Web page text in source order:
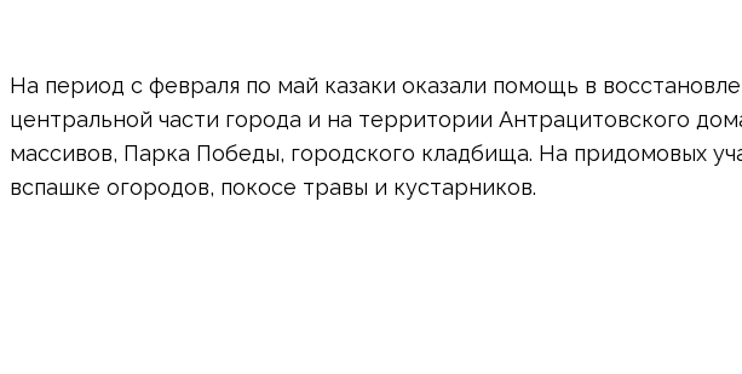
На период с февраля по май казаки оказали помощь в
центральной части города и на территории Антрацитовского
массивов, Парка Победы, городского кладбища. На придомовых
вспашке огородов, покосе травы и кустарников.